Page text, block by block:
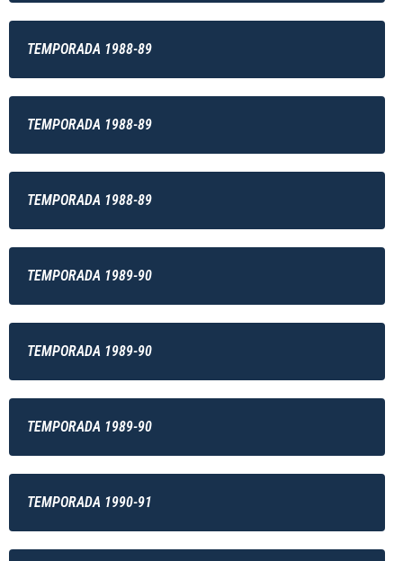
TEMPORADA 1988-89
TEMPORADA 1988-89
TEMPORADA 1988-89
TEMPORADA 1989-90
TEMPORADA 1989-90
TEMPORADA 1989-90
TEMPORADA 1990-91